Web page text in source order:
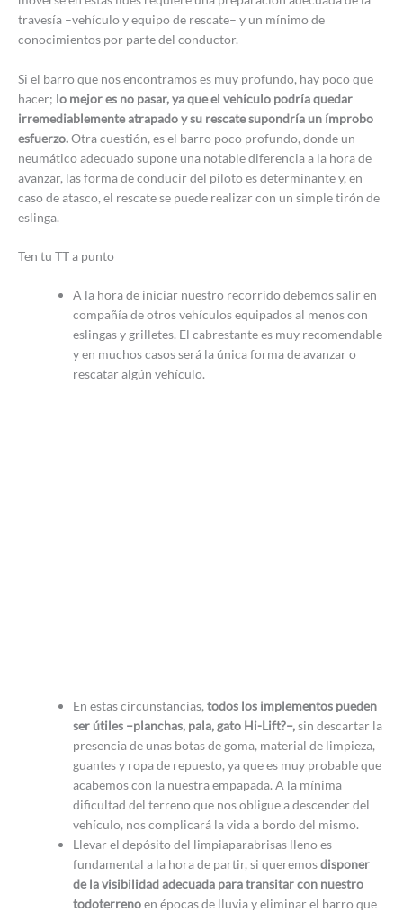
travesía –vehículo y equipo de rescate– y un mínimo de
conocimientos por parte del conductor.
Si el barro que nos encontramos es muy profundo, hay poco que
hacer; lo mejor es no pasar, ya que el vehículo podría quedar
irremediablemente atrapado y su rescate supondría un ímprobo
esfuerzo.Otra cuestión, es el barro poco profundo, donde un
neumático adecuado supone una notable diferencia a la hora de
avanzar, las forma de conducir del piloto es determinante y, en
caso de atasco, el rescate se puede realizar con un simple tirón de
eslinga.
Ten tu TT a punto
A la hora de iniciar nuestro recorrido debemos salir en
compañía de otros vehículos equipados al menos con
eslingas y grilletes. El cabrestante es muy recomendable
y en muchos casos será la única forma de avanzar o
rescatar algún vehículo.
En estas circunstancias,todos los implementos pueden
ser útiles –planchas, pala, gato Hi-Lift?–,sin descartar la
presencia de unas botas de goma, material de limpieza,
guantes y ropa de repuesto, ya que es muy probable que
acabemos con la nuestra empapada. A la mínima
dificultad del terreno que nos obligue a descender del
vehículo, nos complicará la vida a bordo del mismo.
Llevar el depósito del limpiaparabrisas lleno es
fundamental a la hora de partir, si queremosdisponer
de la visibilidad adecuada para transitar con nuestro
todoterrenoen épocas de lluvia y eliminar el barro que